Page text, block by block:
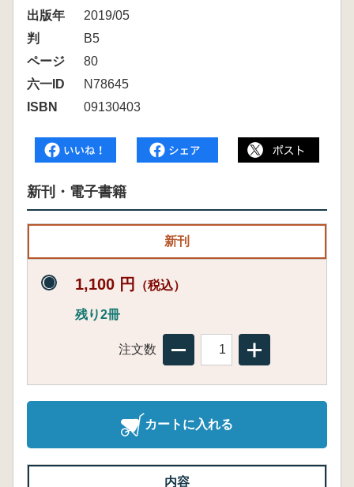
出版年
2019/05
判
B5
ページ
80
六一ID
N78645
ISBN
09130403
新刊・電子書籍
新刊
1,100 円 （税込）
残り2冊
注文数
カートに入れる
内容